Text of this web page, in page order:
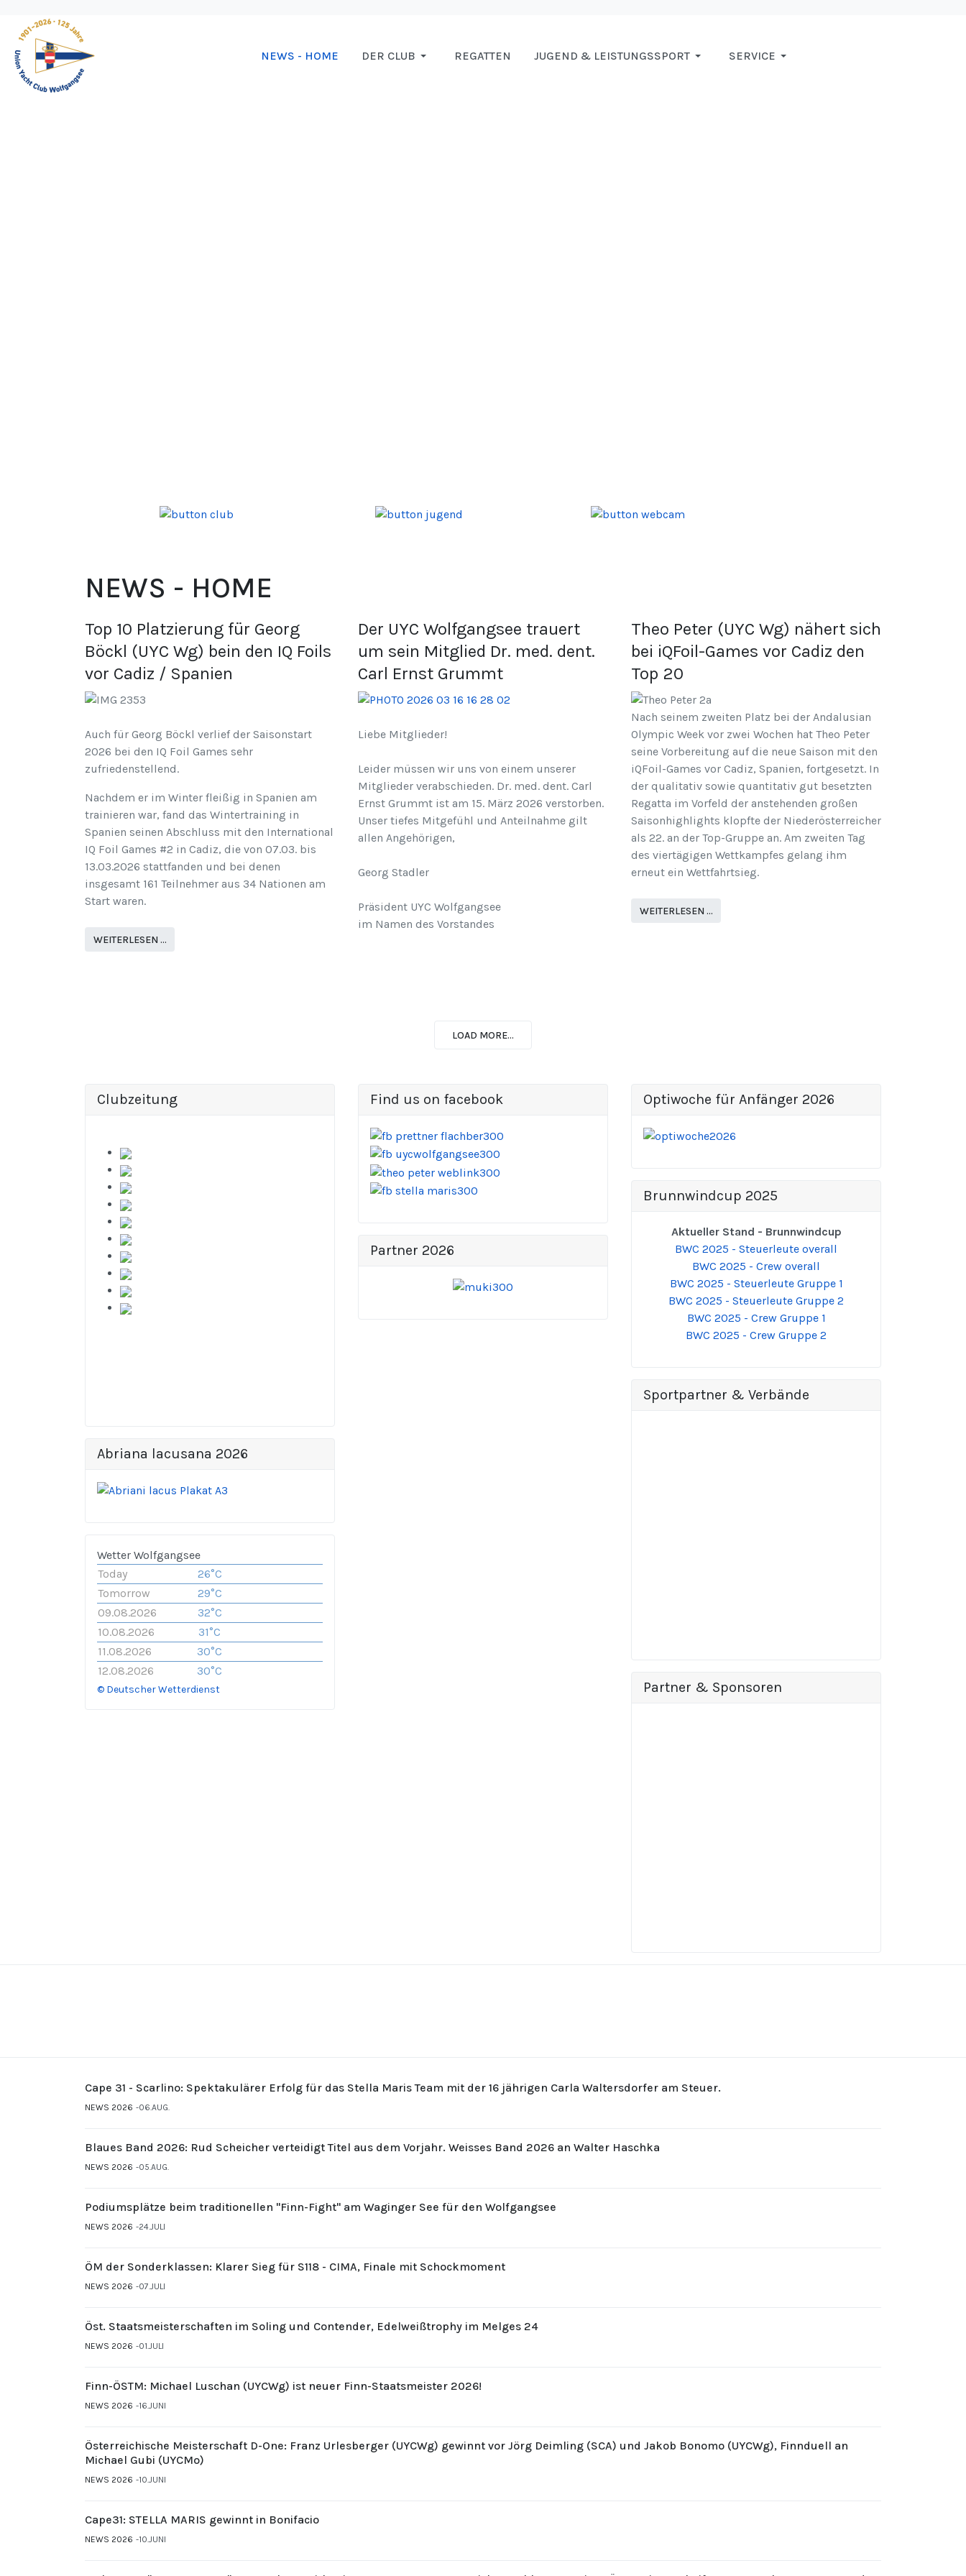
NEWS - HOME DER CLUB REGATTEN JUGEND & LEISTUNGSSPORT SERVICE
NEWS - HOME
Top 10 Platzierung für Georg
Böckl (UYC Wg) bein den IQ Foils
vor Cadiz / Spanien
Auch für Georg Böckl verlief der Saisonstart
2026 bei den IQ Foil Games sehr
zufriedenstellend.
Nachdem er im Winter fleißig in Spanien am
trainieren war, fand das Wintertraining in
Spanien seinen Abschluss mit den International
IQ Foil Games #2 in Cadiz, die von 07.03. bis
13.03.2026 stattfanden und bei denen
insgesamt 161 Teilnehmer aus 34 Nationen am
Start waren.
WEITERLESEN …
Der UYC Wolfgangsee trauert
um sein Mitglied Dr. med. dent.
Carl Ernst Grummt
Liebe Mitglieder!
Leider müssen wir uns von einem unserer
Mitglieder verabschieden. Dr. med. dent. Carl
Ernst Grummt ist am 15. März 2026 verstorben.
Unser tiefes Mitgefühl und Anteilnahme gilt
allen Angehörigen,
Georg Stadler
Präsident UYC Wolfgangsee
im Namen des Vorstandes
Theo Peter (UYC Wg) nähert sich
bei iQFoil-Games vor Cadiz den
Top 20
Nach seinem zweiten Platz bei der Andalusian
Olympic Week vor zwei Wochen hat Theo Peter
seine Vorbereitung auf die neue Saison mit den
iQFoil-Games vor Cadiz, Spanien, fortgesetzt. In
der qualitativ sowie quantitativ gut besetzten
Regatta im Vorfeld der anstehenden großen
Saisonhighlights klopfte der Niederösterreicher
als 22. an der Top-Gruppe an. Am zweiten Tag
des viertägigen Wettkampfes gelang ihm
erneut ein Wettfahrtsieg.
WEITERLESEN …
LOAD MORE...
Clubzeitung
Abriana lacusana 2026
Wetter Wolfgangsee
Today
26°C
Tomorrow
29°C
09.08.2026
32°C
10.08.2026
31°C
11.08.2026
30°C
12.08.2026
30°C
© Deutscher Wetterdienst
Find us on facebook
Partner 2026
Optiwoche für Anfänger 2026
Brunnwindcup 2025
Aktueller Stand - Brunnwindcup
BWC 2025 - Steuerleute overall
BWC 2025 - Crew overall
BWC 2025 - Steuerleute Gruppe 1
BWC 2025 - Steuerleute Gruppe 2
BWC 2025 - Crew Gruppe 1
BWC 2025 - Crew Gruppe 2
Sportpartner & Verbände
Partner & Sponsoren
Cape 31 - Scarlino: Spektakulärer Erfolg für das Stella Maris Team mit der 16 jährigen Carla Waltersdorfer am Steuer.
NEWS 2026 06.AUG.
Blaues Band 2026: Rud Scheicher verteidigt Titel aus dem Vorjahr. Weisses Band 2026 an Walter Haschka
NEWS 2026 05.AUG.
Podiumsplätze beim traditionellen "Finn-Fight" am Waginger See für den Wolfgangsee
NEWS 2026 24.JULI
ÖM der Sonderklassen: Klarer Sieg für S118 - CIMA, Finale mit Schockmoment
NEWS 2026 07.JULI
Öst. Staatsmeisterschaften im Soling und Contender, Edelweißtrophy im Melges 24
NEWS 2026 01.JULI
Finn-ÖSTM: Michael Luschan (UYCWg) ist neuer Finn-Staatsmeister 2026!
NEWS 2026 16.JUNI
Österreichische Meisterschaft D-One: Franz Urlesberger (UYCWg) gewinnt vor Jörg Deimling (SCA) und Jakob Bonomo (UYCWg), Finnduell an
Michael Gubi (UYCMo)
NEWS 2026 10.JUNI
Cape31: STELLA MARIS gewinnt in Bonifacio
NEWS 2026 10.JUNI